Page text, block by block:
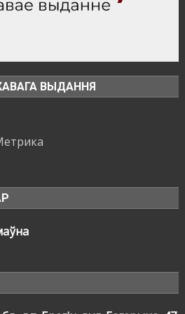
ВЫДАННЯ